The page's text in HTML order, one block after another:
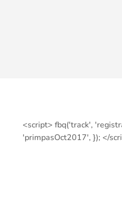
<script> fbq('track',
'primpasOct2017', }); </